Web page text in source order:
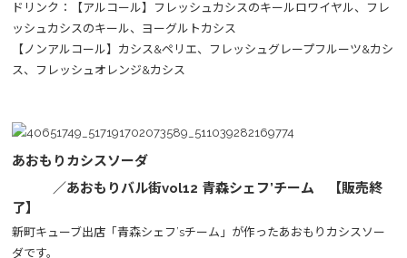
ドリンク：【アルコール】フレッシュカシスのキールロワイヤル、フレ
ッシュカシスのキール、ヨーグルトカシス
【ノンアルコール】カシス&ペリエ、フレッシュグレープフルーツ&カシ
ス、フレッシュオレンジ&カシス
あおもりカシスソーダ
／あおもりバル街vol12 青森シェフ’チーム 【販売終
了】
​新町キューブ出店「青森シェフ’sチーム」が作ったあおもりカシスソー
ダです。